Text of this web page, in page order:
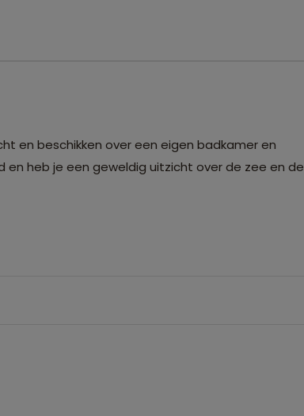
en beschikken over een eigen badkamer en
heb je een geweldig uitzicht over de zee en de